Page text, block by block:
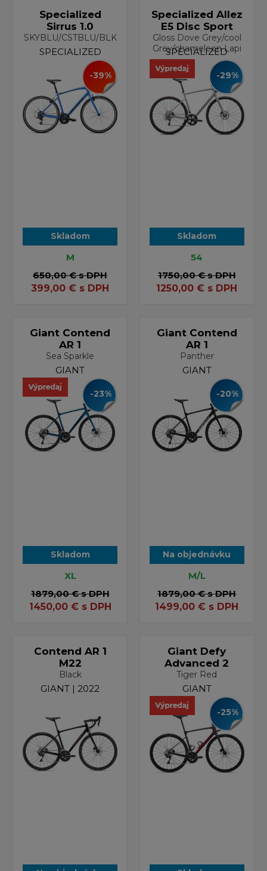
Specialized
Sirrus 1.0
SKYBLU/CSTBLU/BLK
SPECIALIZED
-39%
Skladom
M
650,00 €s DPH
399,00 € s DPH
Specialized Allez
E5 Disc Sport
Gloss Dove Grey/cool
Grey/chameleon Lapi
SPECIALIZED
-29%
Skladom
54
1750,00 €s DPH
1250,00 € s DPH
Giant Contend
AR 1
Sea Sparkle
GIANT
-23%
Skladom
XL
1879,00 €s DPH
1450,00€ s DPH
Giant Contend
AR 1
Panther
GIANT
-20%
Na objednávku
M/L
1879,00 €s DPH
1499,00 € s DPH
Contend AR 1
M22
Black
GIANT | 2022
Giant Defy
Advanced 2
Tiger Red
GIANT
-25%